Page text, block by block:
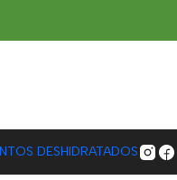
DESHIDRATADOS
AL CARRO